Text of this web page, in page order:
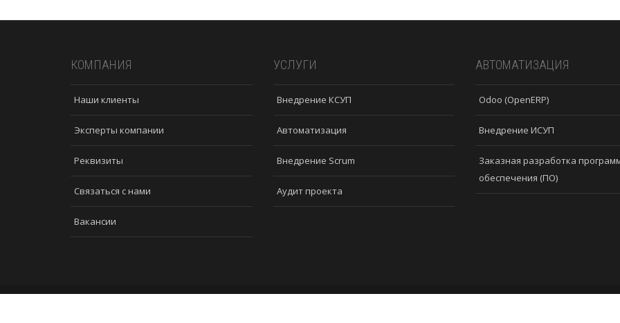
КОМПАНИЯ
Наши клиенты
Эксперты компании
Реквизиты
Связаться с нами
Вакансии
УСЛУГИ
Внедрение КСУП
Автоматизация
Внедрение Scrum
Аудит проекта
АВТОМАТИЗАЦИЯ
Odoo (OpenERP)
Внедрение ИСУП
Заказная разработка
обеспечения (ПО)